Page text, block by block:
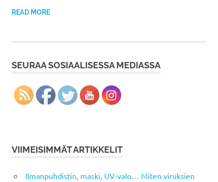
READ MORE
SEURAA SOSIAALISESSA MEDIASSA
VIIMEISIMMÄT ARTIKKELIT
Ilmanpuhdistin, maski, UV-valo… Miten viruksien